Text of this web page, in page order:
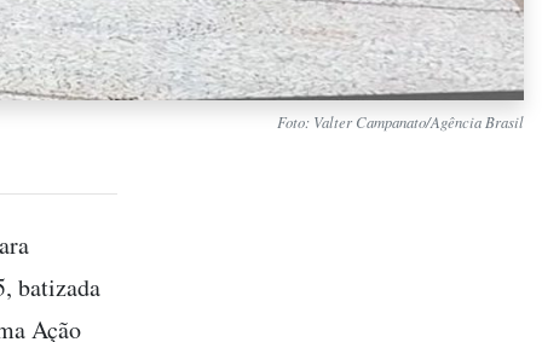
Foto: Valter Campanato/Agência Brasil
batizada
Ação